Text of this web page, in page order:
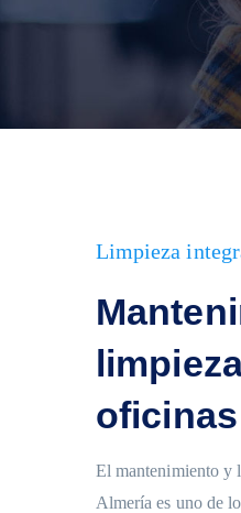
Limpieza
El mantenimiento y
Almería es uno de